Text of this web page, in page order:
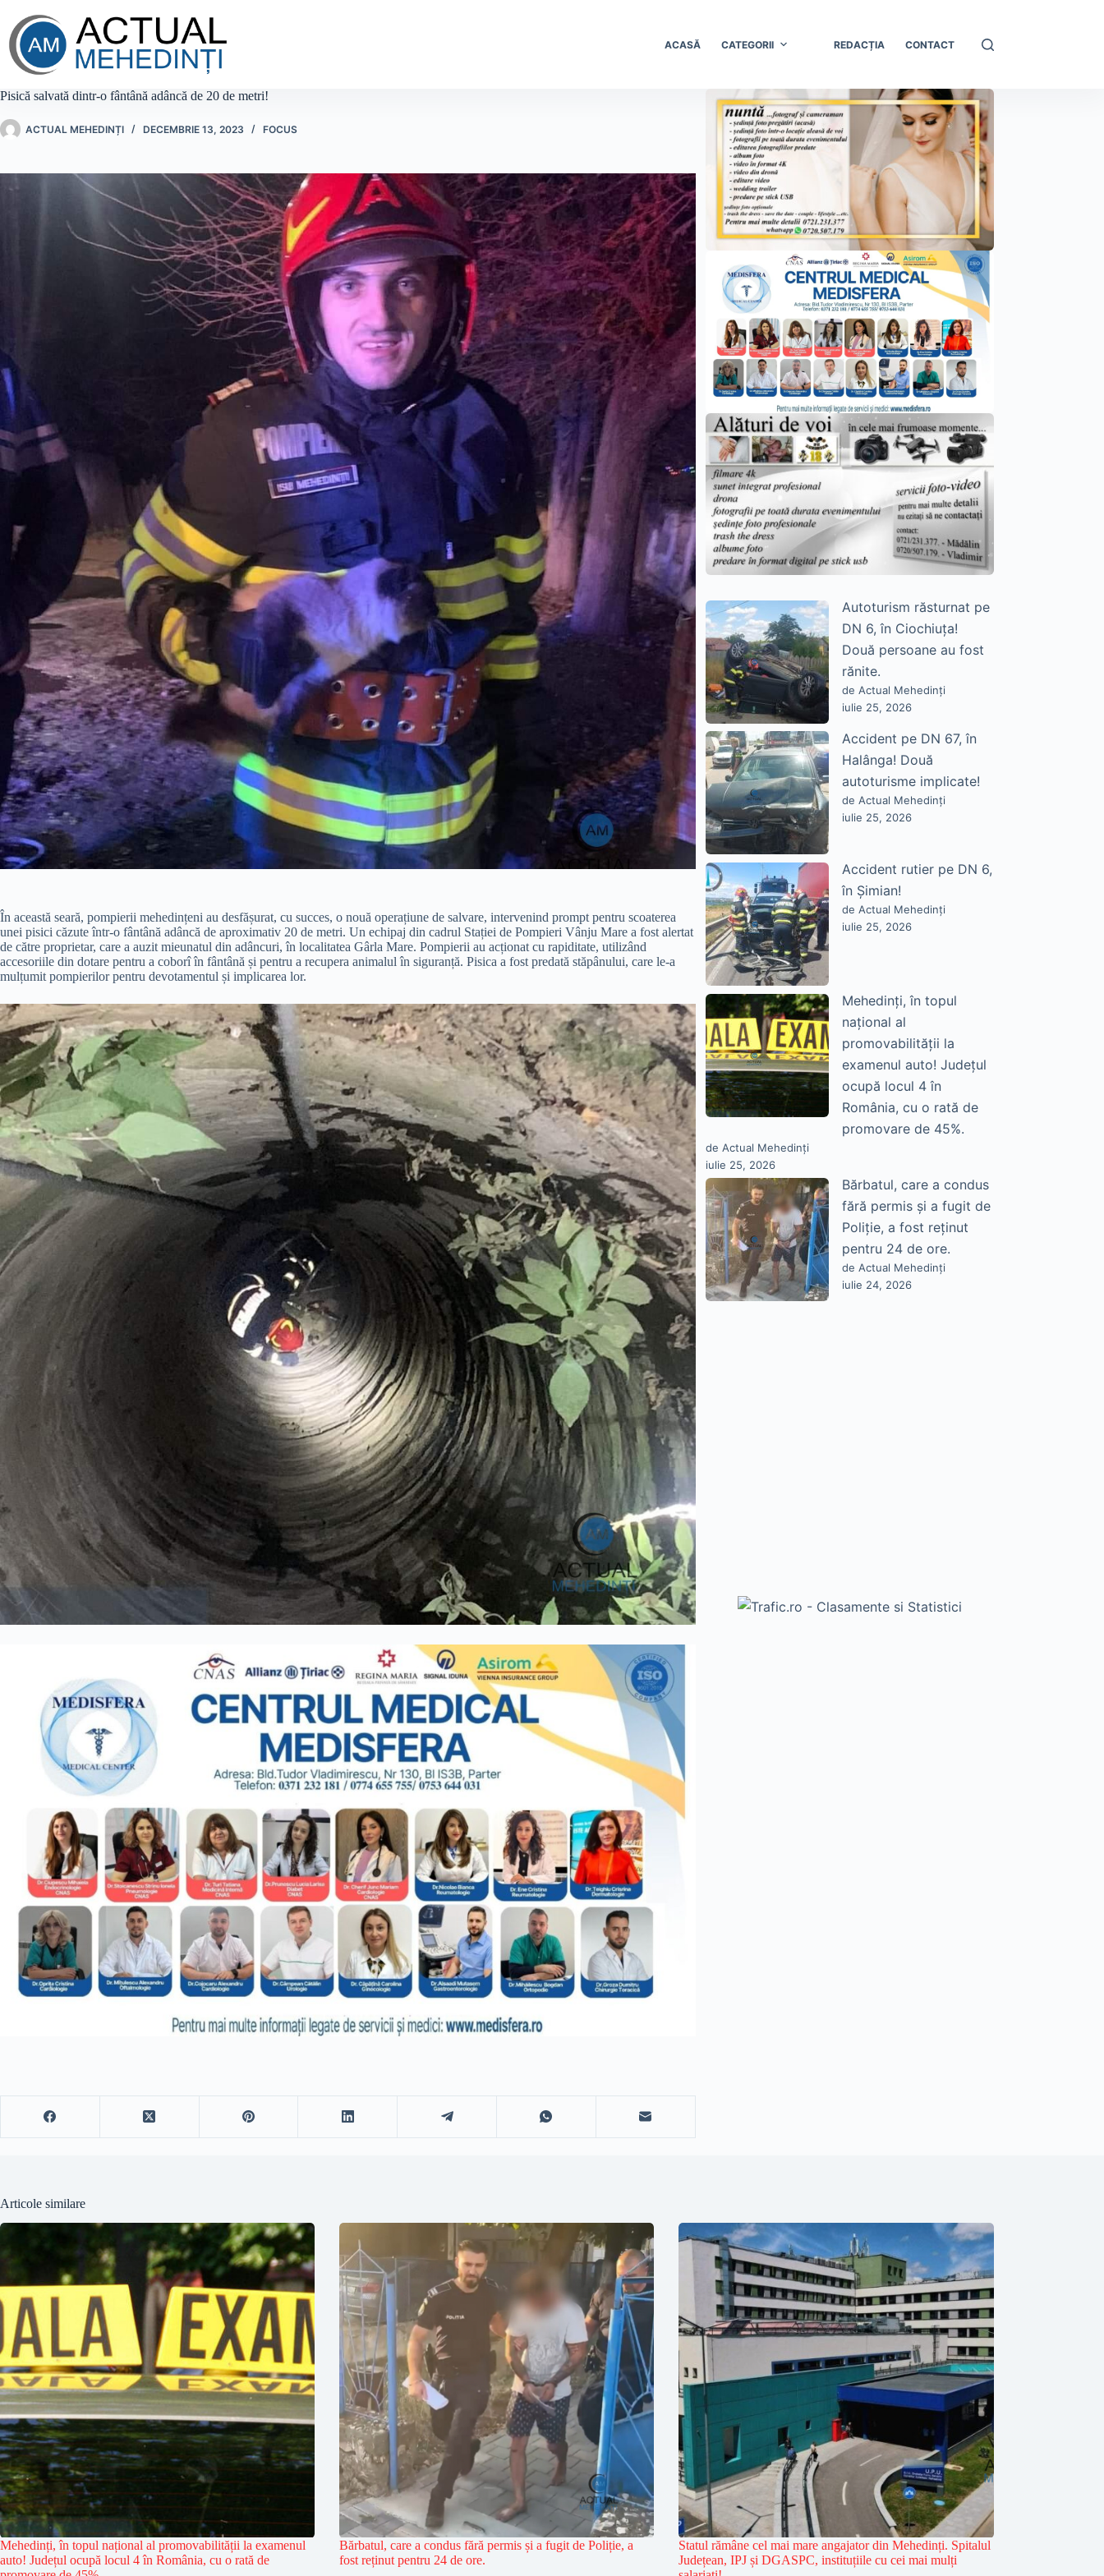
conținut
ACASĂ CATEGORII REDACȚIA CONTACT
Pisică salvată dintr-o fântână adâncă de 20 de metri!
ACTUAL MEHEDINȚI DECEMBRIE 13, 2023 FOCUS
În această seară, pompierii mehedințeni au desfășurat, cu succes, o nouă operațiune de salvare, intervenind prompt pentru scoaterea
unei pisici căzute într-o fântână adâncă de aproximativ 20 de metri. Un echipaj din cadrul Stației de Pompieri Vânju Mare a fost alertat
de către proprietar, care a auzit mieunatul din adâncuri, în localitatea Gârla Mare. Pompierii au acționat cu rapiditate, utilizând
accesoriile din dotare pentru a coborî în fântână și pentru a recupera animalul în siguranță. Pisica a fost predată stăpânului, care le-a
mulțumit pompierilor pentru devotamentul și implicarea lor.
Autoturism răsturnat pe
DN 6, în Ciochiuța!
Două persoane au fost
rănite.
de Actual Mehedinți
iulie 25, 2026
Accident pe DN 67, în
Halânga! Două
autoturisme implicate!
de Actual Mehedinți
iulie 25, 2026
Accident rutier pe DN 6,
în Șimian!
de Actual Mehedinți
iulie 25, 2026
Mehedinți, în topul
național al
promovabilității la
examenul auto! Județul
ocupă locul 4 în
România, cu o rată de
promovare de 45%.
de Actual Mehedinți
iulie 25, 2026
Bărbatul, care a condus
fără permis și a fugit de
Poliție, a fost reținut
pentru 24 de ore.
de Actual Mehedinți
iulie 24, 2026
Articole similare
Mehedinți, în topul național al promovabilității la examenul
auto! Județul ocupă locul 4 în România, cu o rată de
Bărbatul, care a condus fără permis și a fugit de Poliție, a
fost reținut pentru 24 de ore.
Statul rămâne cel mai mare angajator din Mehedinți. Spitalul
Județean, IPJ și DGASPC, instituțiile cu cei mai mulți